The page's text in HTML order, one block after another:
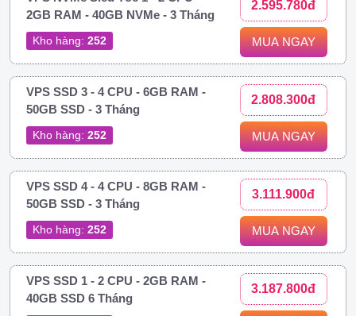
2GB RAM - 40GB NVMe - 3 Tháng
Kho hàng: 252
2.595.780đ
MUA NGAY
VPS SSD 3 - 4 CPU - 6GB RAM -
50GB SSD - 3 Tháng
Kho hàng: 252
2.808.300đ
MUA NGAY
VPS SSD 4 - 4 CPU - 8GB RAM -
50GB SSD - 3 Tháng
Kho hàng: 252
3.111.900đ
MUA NGAY
VPS SSD 1 - 2 CPU - 2GB RAM -
40GB SSD 6 Tháng
3.187.800đ